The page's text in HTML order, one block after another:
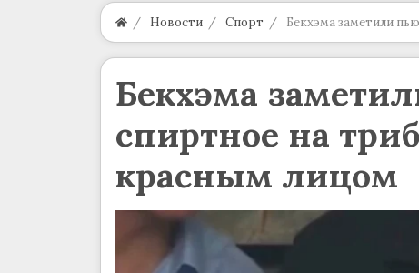
Новости Спорт Бекхэма заметили
Бекхэма
спиртное на
красным лицом